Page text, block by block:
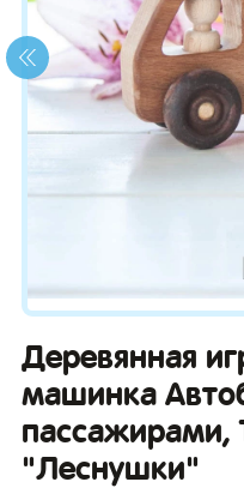
Деревянная
машинка
пассажирами,
"Леснушки"